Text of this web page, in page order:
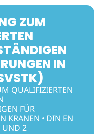
ZUM
IN
QUALIFIZIERTEN
FÜR
KRANEN • DIN EN
UND 2